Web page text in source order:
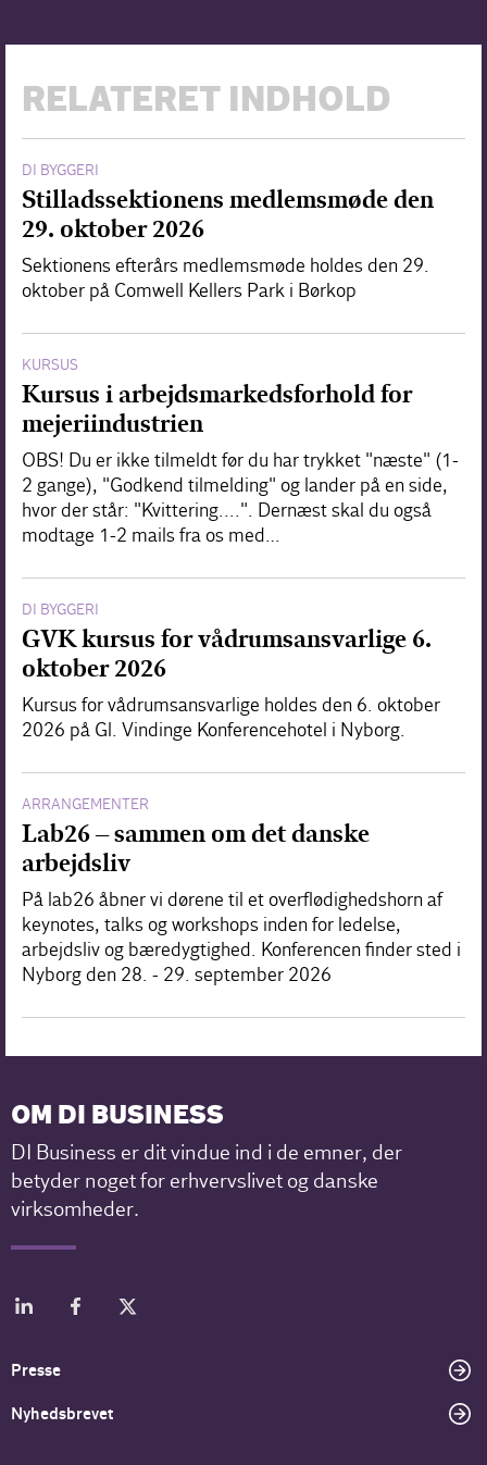
RELATERET INDHOLD
DI BYGGERI
Stilladssektionens medlemsmøde den
29. oktober 2026
Sektionens efterårs medlemsmøde holdes den 29.
oktober på Comwell Kellers Park i Børkop
KURSUS
Kursus i arbejdsmarkedsforhold for
mejeriindustrien
OBS! Du er ikke tilmeldt før du har trykket "næste" (1-
2 gange), "Godkend tilmelding" og lander på en side,
hvor der står: "Kvittering....". Dernæst skal du også
modtage 1-2 mails fra os med…
DI BYGGERI
GVK kursus for vådrumsansvarlige 6.
oktober 2026
Kursus for vådrumsansvarlige holdes den 6. oktober
2026 på Gl. Vindinge Konferencehotel i Nyborg.
ARRANGEMENTER
Lab26 – sammen om det danske
arbejdsliv
På lab26 åbner vi dørene til et overflødighedshorn af
keynotes, talks og workshops inden for ledelse,
arbejdsliv og bæredygtighed. Konferencen finder sted i
Nyborg den 28. - 29. september 2026
OM DI BUSINESS
DI Business er dit vindue ind i de emner, der
betyder noget for erhvervslivet og danske
virksomheder.
Presse
Nyhedsbrevet